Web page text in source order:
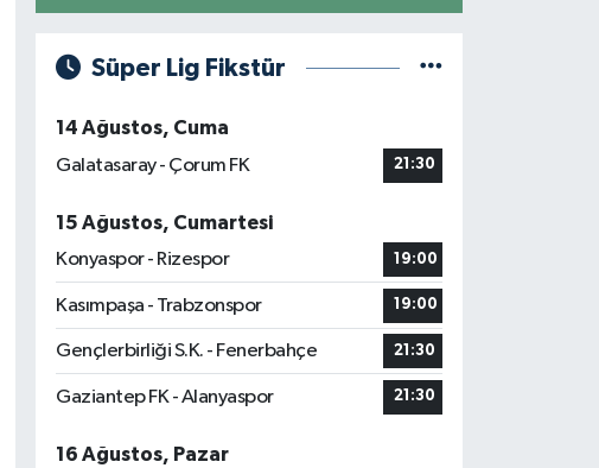
Süper Lig Fikstür
14 Ağustos, Cuma
Galatasaray - Çorum FK
21:30
15 Ağustos, Cumartesi
Konyaspor - Rizespor
19:00
Kasımpaşa - Trabzonspor 19:00
Gençlerbirliği S.K. - Fenerbahçe 21:30
Gaziantep FK - Alanyaspor 21:30
16 Ağustos, Pazar